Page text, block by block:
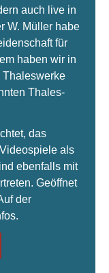
auch live in
W. Müller habe
für
haben wir in
Thaleswerke
Thales-
das
als
ebenfalls mit
Geöffnet
der